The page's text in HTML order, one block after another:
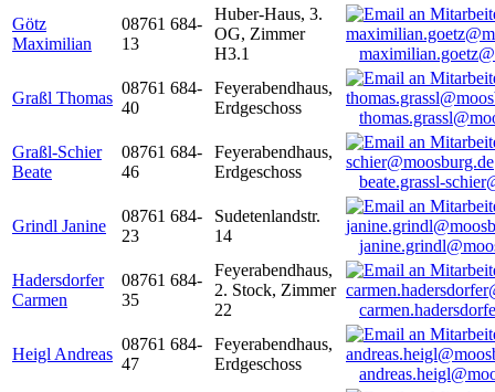
Götz
Maximilian
08761 684-
13
Huber-Haus, 3.
OG, Zimmer
H3.1
Graßl Thomas
08761 684-
40
Feyerabendhaus,
Erdgeschoss
Graßl-Schier
Beate
08761 684-
46
Feyerabendhaus,
Erdgeschoss
beate.grassl-
Grindl Janine
08761 684-
23
Sudetenlandstr.
14
Hadersdorfer
Carmen
08761 684-
35
Feyerabendhaus,
2. Stock, Zimmer
22
Heigl Andreas
08761 684-
47
Feyerabendhaus,
Erdgeschoss